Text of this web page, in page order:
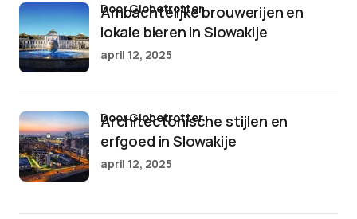
Ambachtelijke brouwerijen en
lokale bieren in Slowakije
door Globetrotter
april 12, 2025
Architectonische stijlen en
erfgoed in Slowakije
door Globetrotter
april 12, 2025